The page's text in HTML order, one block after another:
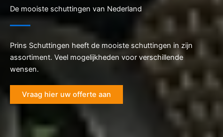
De mooiste schuttingen van Nederland
Prins Schuttingen heeft de mooiste schuttingen in zijn
assortiment. Veel mogelijkheden voor verschillende
wensen.
Vraag hier uw offerte aan